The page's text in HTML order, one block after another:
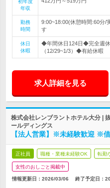
初年度
年収
勤務
時間
9:00~18:00(休憩時間:60分
す
休日
休暇
◆年間休日124日◆完全週
（12/29~1/3）◆有給休暇
求人詳細を見る
株式会社レンブラントホテル大分 |
ールディングス
【法人営業】※未経験歓迎 ※
正社員 職種・業種未経験OK 転勤
女性のおしごと掲載中
情報更新日：2026/03/06 終了予定日：